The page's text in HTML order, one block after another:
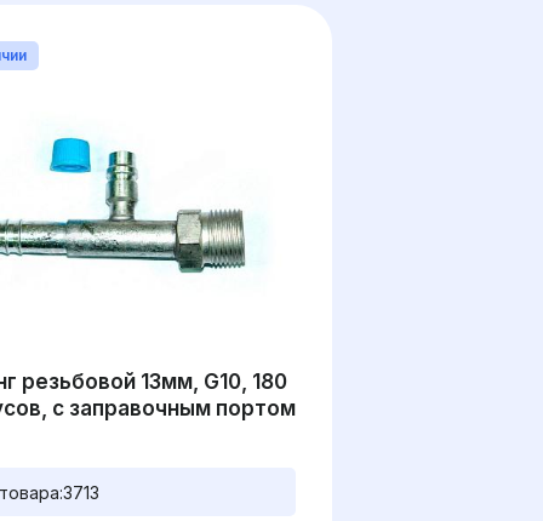
резьбовой 13мм, G10, 180
с заправочным портом
3713